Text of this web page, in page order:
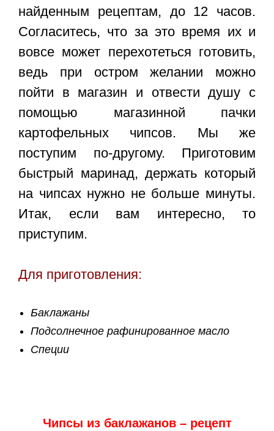
найденным рецептам, до 12 часов.
Согласитесь, что за это время их и
вовсе может перехотеться готовить,
ведь при остром желании можно
пойти в магазин и отвести душу с
помощью магазинной пачки
картофельных чипсов. Мы же
поступим по-другому. Приготовим
быстрый маринад, держать который
на чипсах нужно не больше минуты.
Итак, если вам интересно, то
приступим.
Для приготовления:
Баклажаны
Подсолнечное рафинированное масло
Специи
Чипсы из баклажанов – рецепт